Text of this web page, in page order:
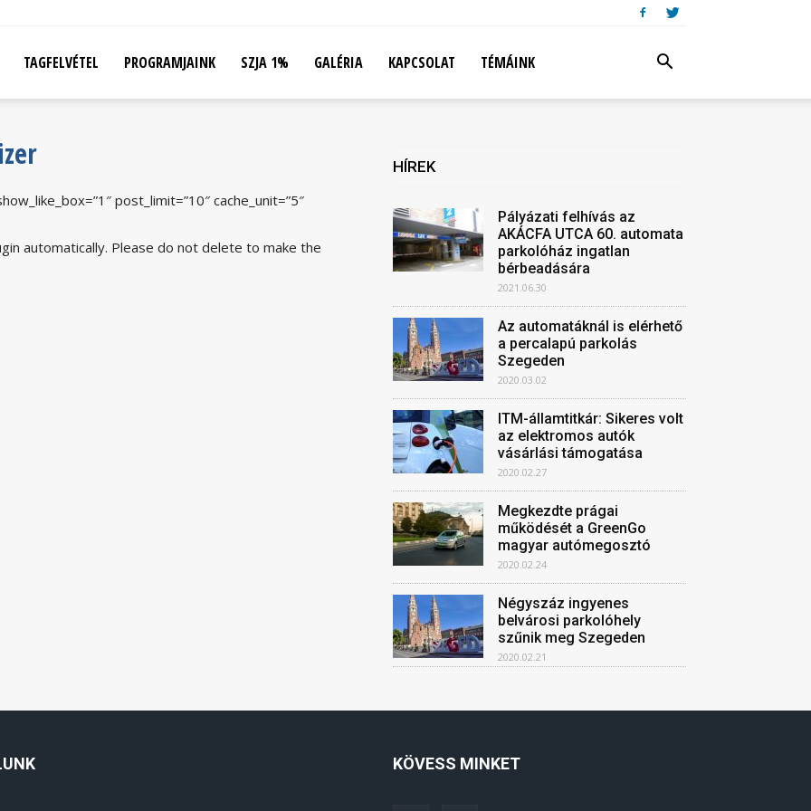
TAGFELVÉTEL PROGRAMJAINK SZJA 1% GALÉRIA KAPCSOLAT TÉMÁINK
post_limit=”10″ cache_unit=”5″
automatically. Please do not delete to make the
HÍREK
Pályázati felhívás az
AKÁCFA UTCA 60. automata
parkolóház ingatlan
bérbeadására
2021.06.30
Az automatáknál is elérhető
a percalapú parkolás
Szegeden
2020.03.02
ITM-államtitkár: Sikeres volt
az elektromos autók
vásárlási támogatása
2020.02.27
Megkezdte prágai
működését a GreenGo
magyar autómegosztó
2020.02.24
Négyszáz ingyenes
belvárosi parkolóhely
szűnik meg Szegeden
2020.02.21
KÖVESS MINKET